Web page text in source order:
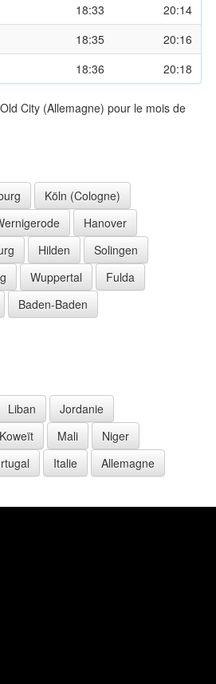
18:33
20:14
18:35
20:16
18:36 20:18
City (Allemagne) pour le mois de
Köln (Cologne)
Hanover
Hilden
Solingen
Wuppertal
Fulda
Baden-Baden
Liban
Jordanie
Koweït Mali
Niger
Italie
Allemagne